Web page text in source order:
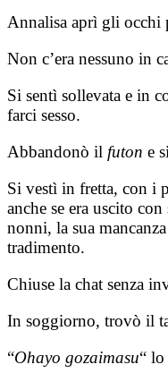
Annalisa aprì gli occhi
Non c’era nessuno in
Si sentì sollevata e in
farci sesso.
Abbandonò il futon e
Si vestì in fretta, con i
anche se era uscito
nonni, la sua
tradimento.
Chiuse la chat senza
In soggiorno, trovò il
“Ohayo gozaimasu“